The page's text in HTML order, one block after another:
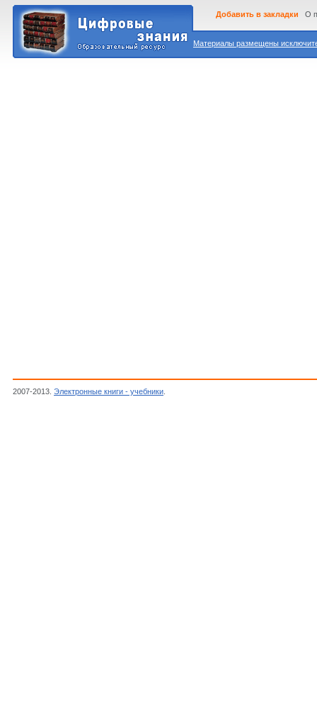
Материалы размещены
Добавить в закладки О
2007-2013. Электронные книги - учебники